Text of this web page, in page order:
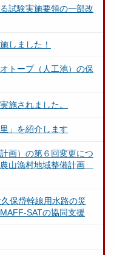
試験実施要領の一部改
しました！
トープ（人工池）の保
施されました。
」を紹介します
画）の第６回変更につ
山漁村地域整備計画
保岱幹線用水路の災
SATの協同支援